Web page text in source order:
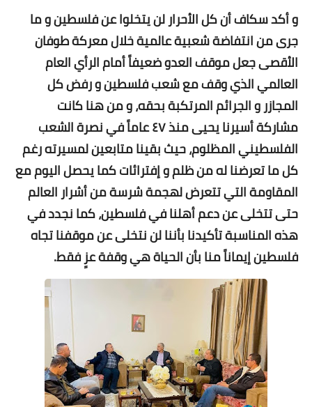
و أكد سكاف أن كل الأحرار لن يتخلوا عن فلسطين و ما
جرى من انتفاضة شعبية عالمية خلال معركة طوفان
الأقصى جعل موقف العدو ضعيفاً أمام الرأي العام
العالمي الذي وقف مع شعب فلسطين و رفض كل
المجازر و الجرائم المرتكبة بحقه، و من هنا كانت
مشاركة أسيرنا يحيى منذ ٤٧ عاماً في نصرة الشعب
الفلسطيني المظلوم، حيث بقينا متابعين لمسيرته رغم
كل ما تعرضنا له من ظلم و إفترائات كما يحصل اليوم مع
المقاومة التي تتعرض لهجمة شرسة من أشرار العالم
حتى تتخلى عن دعم أهلنا في فلسطين، كما نجدد في
هذه المناسبة تأكيدنا بأننا لن نتخلى عن موقفنا تجاه
فلسطين إيماناً منا بأن الحياة هي وقفة عزٍ فقط.